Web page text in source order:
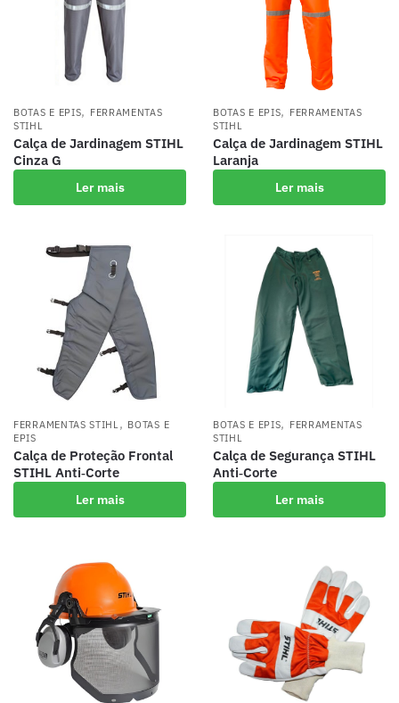
BOTAS E EPIS, FERRAMENTAS
STIHL
Calça de Jardinagem STIHL
Cinza G
Ler mais
BOTAS E EPIS, FERRAMENTAS
STIHL
Calça de Jardinagem STIHL
Laranja
Ler mais
FERRAMENTAS STIHL, BOTAS E
EPIS
Calça de Proteção Frontal
STIHL Anti‑Corte
Ler mais
BOTAS E EPIS, FERRAMENTAS
STIHL
Calça de Segurança STIHL
Anti‑Corte
Ler mais